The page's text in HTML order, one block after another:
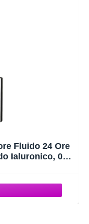
Fluido 24 Ore
Ialuronico, 01
5.5 gr